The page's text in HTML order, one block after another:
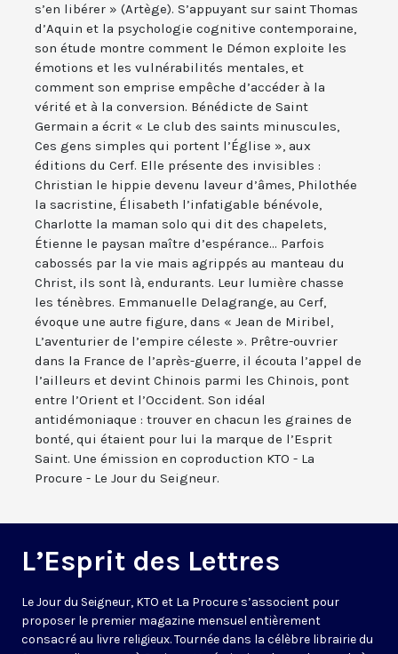
s’en libérer » (Artège). S’appuyant sur saint Thomas
d’Aquin et la psychologie cognitive contemporaine,
son étude montre comment le Démon exploite les
émotions et les vulnérabilités mentales, et
comment son emprise empêche d’accéder à la
vérité et à la conversion. Bénédicte de Saint
Germain a écrit « Le club des saints minuscules,
Ces gens simples qui portent l’Église », aux
éditions du Cerf. Elle présente des invisibles :
Christian le hippie devenu laveur d’âmes, Philothée
la sacristine, Élisabeth l’infatigable bénévole,
Charlotte la maman solo qui dit des chapelets,
Étienne le paysan maître d’espérance... Parfois
cabossés par la vie mais agrippés au manteau du
Christ, ils sont là, endurants. Leur lumière chasse
les ténèbres. Emmanuelle Delagrange, au Cerf,
évoque une autre figure, dans « Jean de Miribel,
L’aventurier de l’empire céleste ». Prêtre-ouvrier
dans la France de l’après-guerre, il écouta l’appel de
l’ailleurs et devint Chinois parmi les Chinois, pont
entre l’Orient et l’Occident. Son idéal
antidémoniaque : trouver en chacun les graines de
bonté, qui étaient pour lui la marque de l’Esprit
Saint. Une émission en coproduction KTO - La
Procure - Le Jour du Seigneur.
L’Esprit des Lettres
Le Jour du Seigneur, KTO et La Procure s’associent pour
proposer le premier magazine mensuel entièrement
consacré au livre religieux. Tournée dans la célèbre librairie du